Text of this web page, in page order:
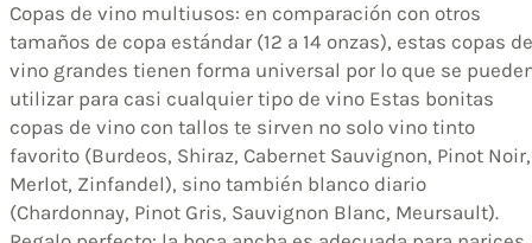
Copas de vino multiusos: en comparación con otros
tamaños de copa estándar (12 a 14 onzas), estas copas de
vino grandes tienen forma universal por lo que se
utilizar para casi cualquier tipo de vino Estas bonitas
copas de vino con tallos te sirven no solo vino tinto
favorito (Burdeos, Shiraz, Cabernet Sauvignon, Pinot Noir,
Merlot, Zinfandel), sino también blanco diario
(Chardonnay, Pinot Gris, Sauvignon Blanc, Meursault).